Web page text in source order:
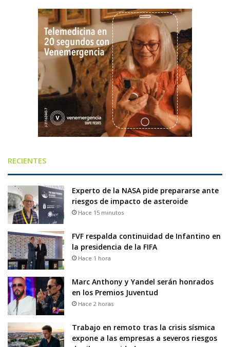
RECIENTES
Experto de la NASA pide prepararse ante
riesgos de impacto de asteroide
Hace 15 minutos
FVF respalda continuidad de Infantino en
la presidencia de la FIFA
Hace 1 hora
Marc Anthony y Yandel serán honrados
en los Premios Juventud
Hace 2 horas
Trabajo en remoto tras la crisis sísmica
expone a las empresas a severos riesgos